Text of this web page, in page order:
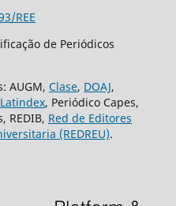
REE
de Periódicos
AUGM, Clase, DOAJ,
Latindex, Periódico Capes,
REDIB, Red de Editores
(REDREU).